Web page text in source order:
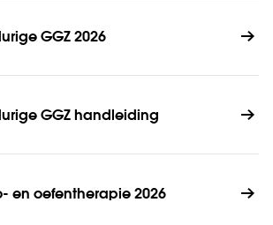
GGZ 2026
GGZ handleiding
en oefentherapie 2026